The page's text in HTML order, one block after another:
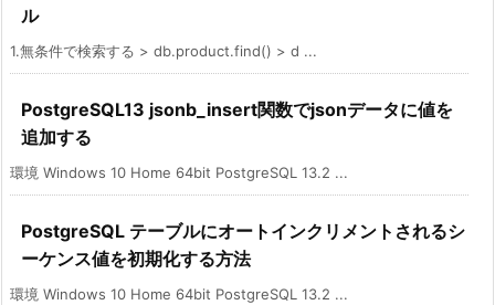
ル
1.無条件で検索する > db.product.find() > d ...
PostgreSQL13 jsonb_insert関数でjsonデータに値を
追加する
環境 Windows 10 Home 64bit PostgreSQL 13.2 ...
PostgreSQL テーブルにオートインクリメントされるシ
ーケンス値を初期化する方法
環境 Windows 10 Home 64bit PostgreSQL 13.2 ...